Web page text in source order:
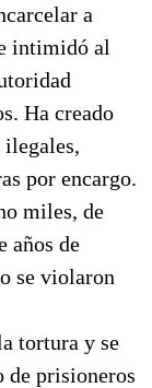
a
intimidó al
Ha creado
ilegales,
por encargo.
miles, de
años de
se violaron
tortura y se
de prisioneros